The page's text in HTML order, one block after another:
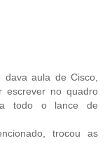
aula de Cisco,
escrever no quadro
todo o lance de
trocou as